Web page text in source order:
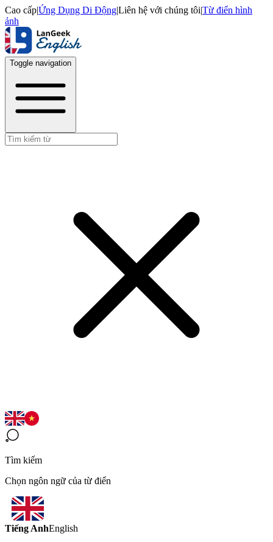
Cao cấp|Ứng Dụng Di Động|Liên hệ với chúng tôi|Từ điển hình
ảnh
Toggle navigation
Tìm kiếm
Chọn ngôn ngữ của từ điển
Tiếng AnhEnglish